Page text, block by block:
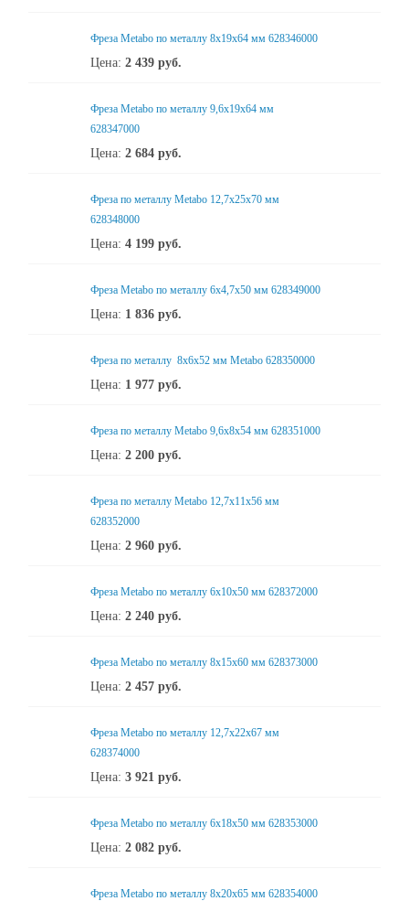
Фреза Metabo по металлу 8x19x64 мм 628346000
Цена: 2 439 руб.
Фреза Metabo по металлу 9,6x19x64 мм
628347000
Цена: 2 684 руб.
Фреза по металлу Metabo 12,7x25x70 мм
628348000
Цена: 4 199 руб.
Фреза Metabo по металлу 6x4,7x50 мм 628349000
Цена: 1 836 руб.
Фреза по металлу 8x6x52 мм Metabo 628350000
Цена: 1 977 руб.
Фреза по металлу Metabo 9,6x8x54 мм 628351000
Цена: 2 200 руб.
Фреза по металлу Metabo 12,7x11x56 мм
628352000
Цена: 2 960 руб.
Фреза Metabo по металлу 6x10x50 мм 628372000
Цена: 2 240 руб.
Фреза Metabo по металлу 8x15x60 мм 628373000
Цена: 2 457 руб.
Фреза Metabo по металлу 12,7x22x67 мм
628374000
Цена: 3 921 руб.
Фреза Metabo по металлу 6x18x50 мм 628353000
Цена: 2 082 руб.
Фреза Metabo по металлу 8x20x65 мм 628354000